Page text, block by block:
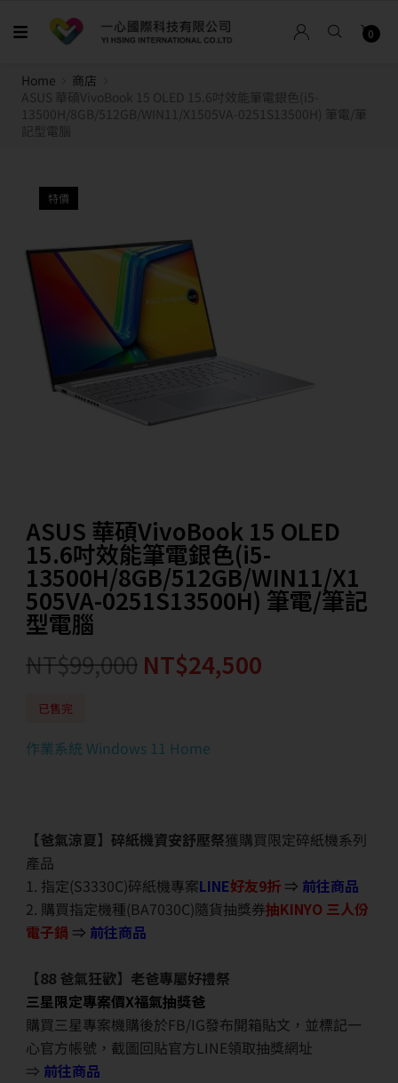
0
Home
商店
ASUS 華碩VivoBook 15 OLED 15.6吋效能筆電銀色(i5-
13500H/8GB/512GB/WIN11/X1505VA-0251S13500H) 筆電/筆
記型電腦
特價
ASUS 華碩VivoBook 15 OLED
15.6吋效能筆電銀色(i5-
13500H/8GB/512GB/WIN11/X1
505VA-0251S13500H) 筆電/筆記
型電腦
NT$99,000 NT$24,500
已售完
作業系統 Windows 11 Home
【爸氣涼夏】碎紙機資安舒壓祭獲購買限定碎紙機系列
產品
1. 指定(S3330C)碎紙機專案LINE好友9折 ⇒ 前往商品
2. 購買指定機種(BA7030C)隨貨抽獎券抽KINYO 三人份
電子鍋 ⇒ 前往商品
【88 爸氣狂歡】老爸專屬好禮祭
三星限定專案價X福氣抽獎爸
購買三星專案機購後於FB/IG發布開箱貼文，並標記一
心官方帳號，截圖回貼官方LINE領取抽獎網址
⇒ 前往商品